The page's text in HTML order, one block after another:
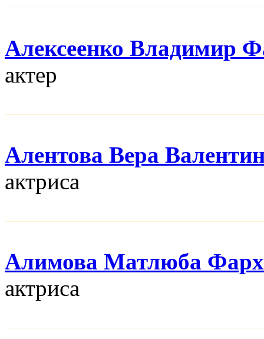
Алексеенко Владимир
актер
Алентова Вера
актриса
Алимова Матлюба
актриса